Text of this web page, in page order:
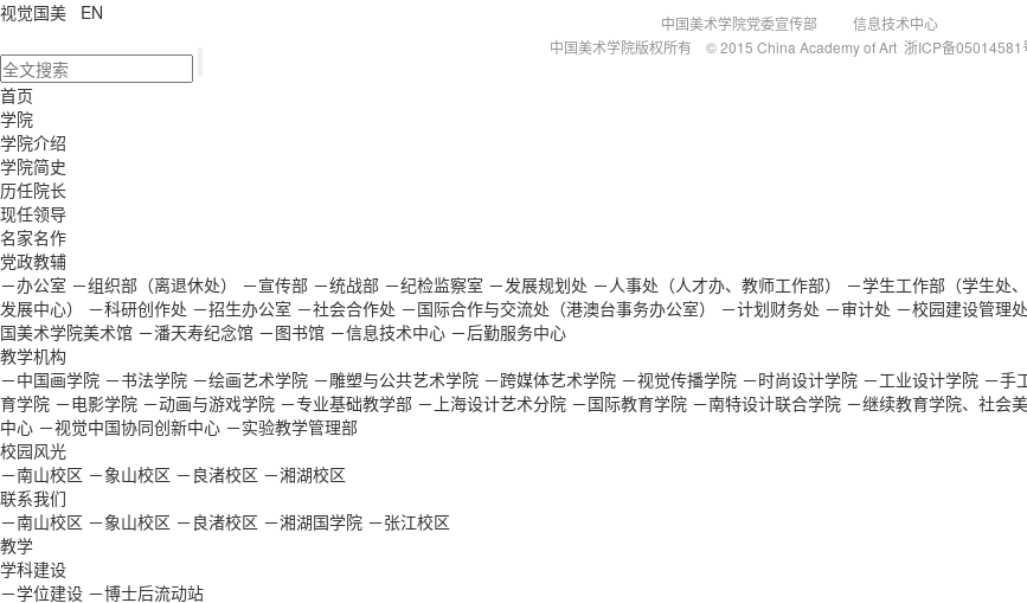
视觉国美 EN
首页
学院
学院介绍
学院简史
历任院长
现任领导
名家名作
党政教辅
－办公室 －组织部（离退休处） －宣传部 －统战部 －纪检监察室 －发展规划处 －人事处（人才办、教师工作部） －学生工作部（学生处、
发展中心）
－科研创作处 －招生办公室 －社会合作处 －国际合作与交流处（港澳台事务办公室） －计划财务处 －审计处 －校园建设管理
国美术学院美术馆 －潘天寿纪念馆 －图书馆 －信息技术中心 －后勤服务中心
教学机构
－中国画学院 －书法学院 －绘画艺术学院 －雕塑与公共艺术学院 －跨媒体艺术学院 －视觉传播学院 －时尚设计学院 －工业设计学院 －手
育学院 －电影学院 －动画与游戏学院 －专业基础教学部 －上海设计艺术分院 －国际教育学院 －南特设计联合学院 －继续教育学院、社会
中心 －视觉中国协同创新中心 －实验教学管理部
校园风光
－南山校区 －象山校区 －良渚校区 －湘湖校区
联系我们
－南山校区 －象山校区 －良渚校区 －湘湖国学院 －张江校区
教学
学科建设
－学位建设 －博士后流动站
中国美术学院党委宣传部 信息技术中心
中国美术学院版权所有 © 2015 China Academy of Art 浙ICP备05014581